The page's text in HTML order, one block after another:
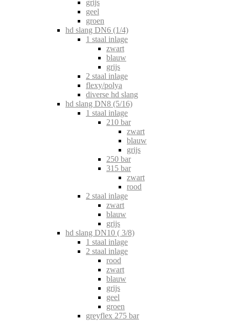
grijs
geel
groen
hd slang DN6 (1/4)
1 staal inlage
zwart
blauw
grijs
2 staal inlage
flexy/polya
diverse hd slang
hd slang DN8 (5/16)
1 staal inlage
210 bar
zwart
blauw
grijs
250 bar
315 bar
zwart
rood
2 staal inlage
zwart
blauw
grijs
hd slang DN10 ( 3/8)
1 staal inlage
2 staal inlage
rood
zwart
blauw
grijs
geel
groen
greyflex 275 bar